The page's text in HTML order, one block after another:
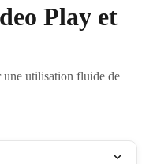
Play et
utilisation fluide de